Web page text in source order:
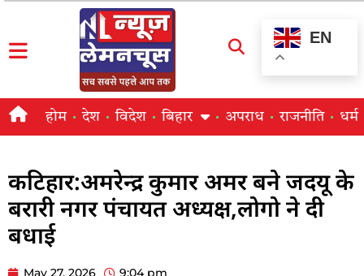
EN
होम देश विदेश बिहार अपराध राजनीति धर्म
कटिहार:अमरेन्द्र कुमार अमर बने जदयू के
बरारी नगर पंचायत अध्यक्ष,लोगो ने दी
बधाई
May 27, 2026 9:04 pm